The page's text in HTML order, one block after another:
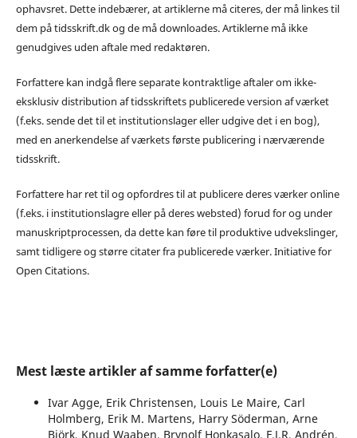
ophavsret. Dette indebærer, at artiklerne må citeres, der må linkes til
dem på tidsskrift.dk og de må downloades. Artiklerne må ikke
genudgives uden aftale med redaktøren.
Forfattere kan indgå flere separate kontraktlige aftaler om ikke-
eksklusiv distribution af tidsskriftets publicerede version af værket
(f.eks. sende det til et institutionslager eller udgive det i en bog),
med en anerkendelse af værkets første publicering i nærværende
tidsskrift.
Forfattere har ret til og opfordres til at publicere deres værker online
(f.eks. i institutionslagre eller på deres websted) forud for og under
manuskriptprocessen, da dette kan føre til produktive udvekslinger,
samt tidligere og større citater fra publicerede værker. Initiative for
Open Citations.
Mest læste artikler af samme forfatter(e)
Ivar Agge, Erik Christensen, Louis Le Maire, Carl
Holmberg, Erik M. Martens, Harry Söderman, Arne
Björk, Knud Waaben, Brynolf Honkasalo, F.J.R. Andrén,